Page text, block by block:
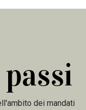
dei mandati